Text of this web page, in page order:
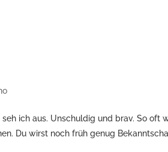
ich aus. Unschuldig und brav. So oft
Du wirst noch früh genug